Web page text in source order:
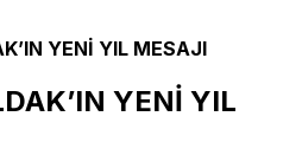
YENİ YIL MESAJI
YENİ YIL